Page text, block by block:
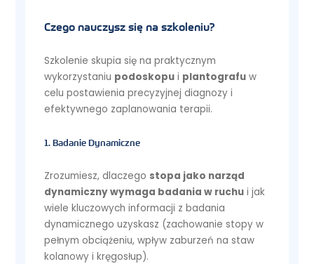
Czego nauczysz się na szkoleniu?
Szkolenie skupia się na praktycznym
wykorzystaniu podoskopui plantografuw
celu postawienia precyzyjnej diagnozy i
efektywnego zaplanowania terapii.
1. Badanie Dynamiczne
Zrozumiesz, dlaczego stopa jako narząd
dynamiczny wymaga badania w ruchui jak
wiele kluczowych informacji z badania
dynamicznego uzyskasz (zachowanie stopy w
pełnym obciążeniu, wpływ zaburzeń na staw
kolanowy i kręgosłup).